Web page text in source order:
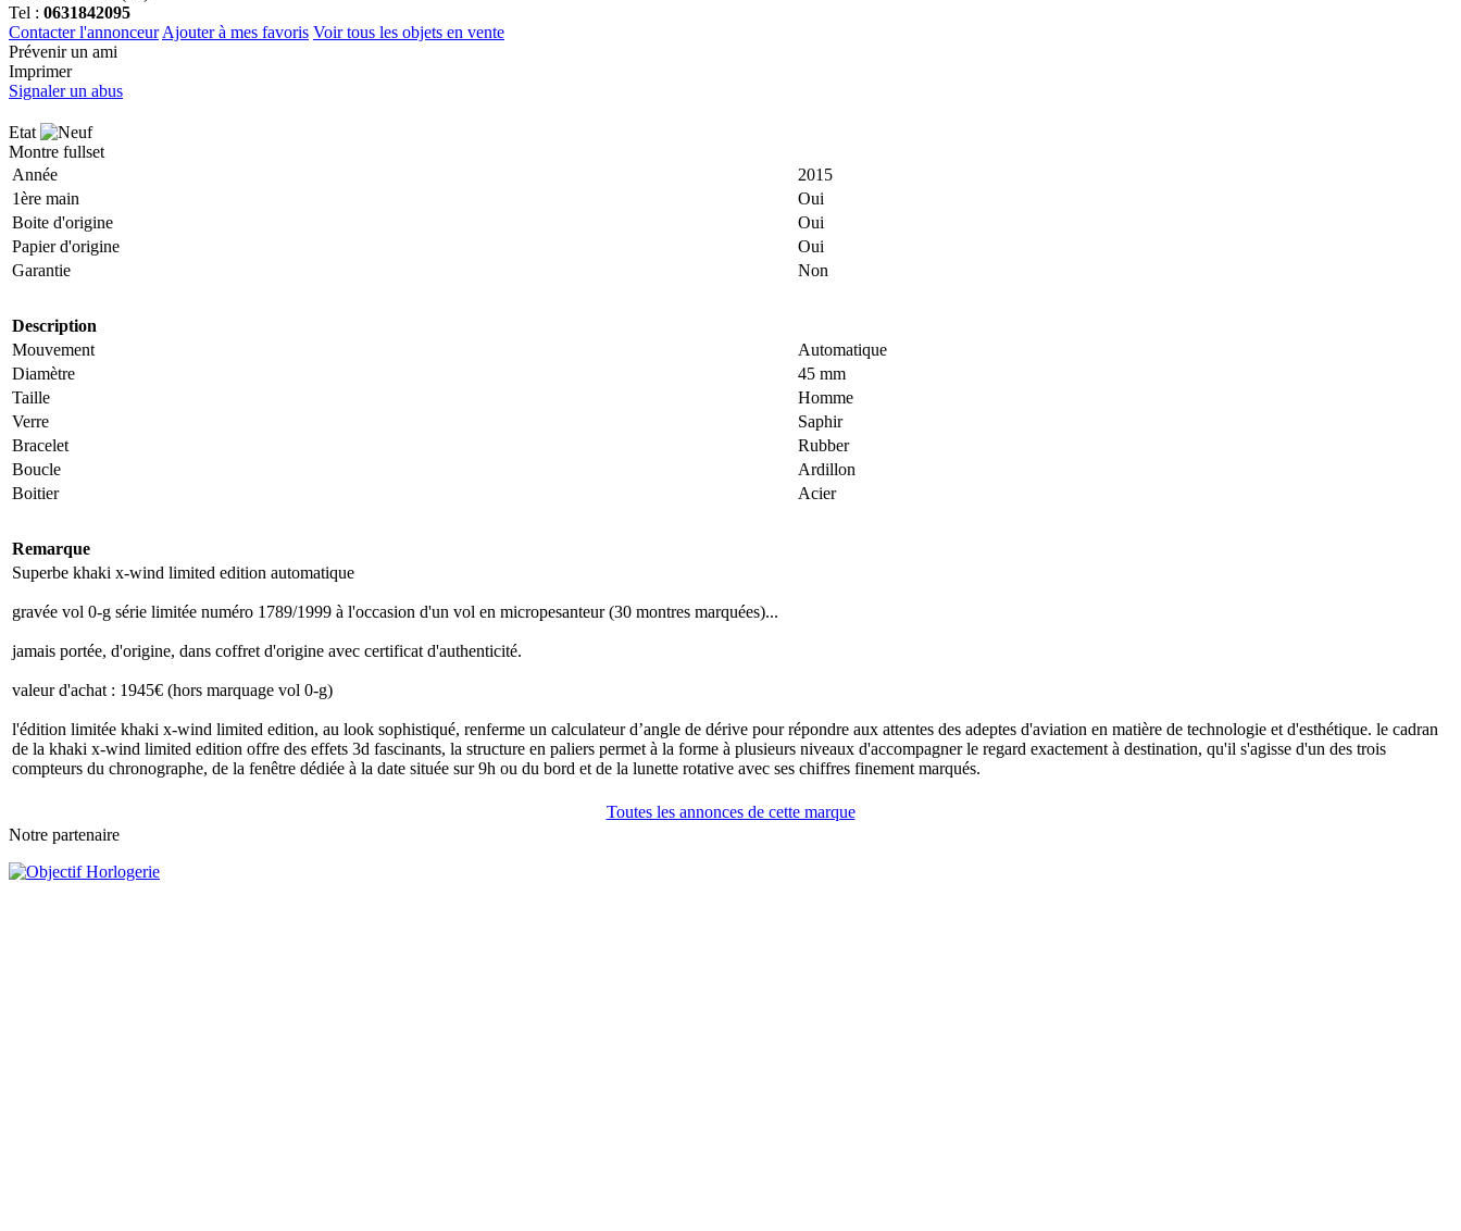
Tel : 0631842095
Contacter l'annonceur Ajouter à mes favoris Voir tous les objets en vente
Prévenir un ami
Imprimer
Signaler un abus
Etat
Montre fullset
Année
2015
1ère main
Oui
Boite d'origine
Oui
Papier d'origine
Oui
Garantie
Non
Description
Mouvement
Automatique
Diamètre
45 mm
Taille
Homme
Verre
Saphir
Bracelet
Rubber
Boucle
Ardillon
Boitier
Acier
Remarque
Superbe khaki x-wind limited edition automatique
gravée vol 0-g série limitée numéro 1789/1999 à l'occasion d'un vol en micropesanteur (30 montres marquées)...
jamais portée, d'origine, dans coffret d'origine avec certificat d'authenticité.
valeur d'achat : 1945€ (hors marquage vol 0-g)
l'édition limitée khaki x-wind limited edition, au look sophistiqué, renferme un calculateur d’angle de dérive pour répondre aux attentes des adeptes d'aviation en matière de technologie et d'esthétique. le cadran
de la khaki x-wind limited edition offre des effets 3d fascinants, la structure en paliers permet à la forme à plusieurs niveaux d'accompagner le regard exactement à destination, qu'il s'agisse d'un des trois
compteurs du chronographe, de la fenêtre dédiée à la date située sur 9h ou du bord et de la lunette rotative avec ses chiffres finement marqués.
Toutes les annonces de cette marque
Notre partenaire